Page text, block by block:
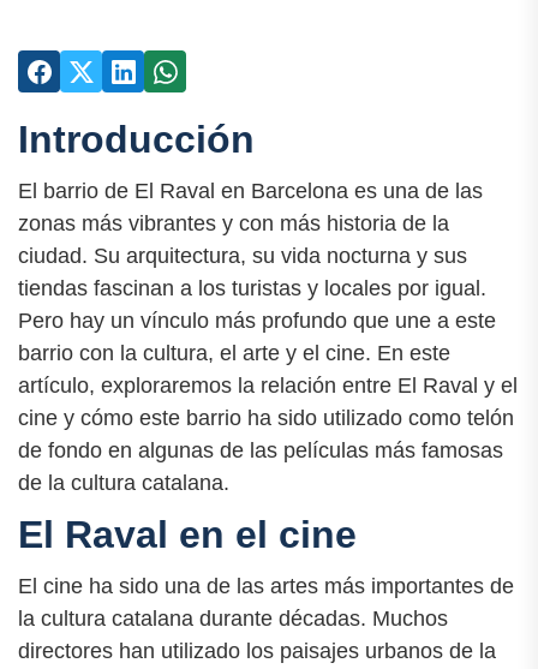
Introducción
El barrio de El Raval en Barcelona es una de las
zonas más vibrantes y con más historia de la
ciudad. Su arquitectura, su vida nocturna y sus
tiendas fascinan a los turistas y locales por igual.
Pero hay un vínculo más profundo que une a este
barrio con la cultura, el arte y el cine. En este
artículo, exploraremos la relación entre El Raval y el
cine y cómo este barrio ha sido utilizado como telón
de fondo en algunas de las películas más famosas
de la cultura catalana.
El Raval en el cine
El cine ha sido una de las artes más importantes de
la cultura catalana durante décadas. Muchos
directores han utilizado los paisajes urbanos de la